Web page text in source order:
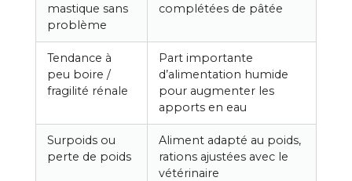
mastique sans
problème
complétées de pâtée
Tendance à
peu boire /
fragilité rénale
Part importante
d’alimentation humide
pour augmenter les
apports en eau
Surpoids ou
perte de poids
Aliment adapté au poids,
rations ajustées avec le
vétérinaire